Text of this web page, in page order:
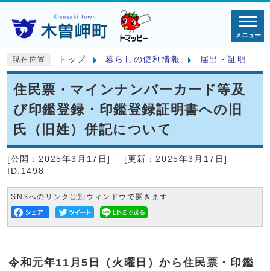
メニュー
現在位置 トップ 暮らしの便利情報 届出・証明
住民票・マインナンバーカード等及
び印鑑登録・印鑑登録証明書への旧
氏（旧姓）併記について
[公開： 2025年3月17日] [更新： 2025年3月17日]
ID:1498
SNSへのリンクは別ウィンドウで開きます
令和元年11月5日（火曜日）から住民票・印鑑